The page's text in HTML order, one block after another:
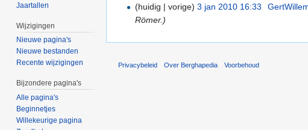
(huidig | vorige) 3 jan 2010 16:33
Römer.)
Jaartallen
Wijzigingen
Nieuwe pagina's
Nieuwe bestanden
Recente wijzigingen
Bijzondere pagina's
Alle pagina's
Beginnetjes
Willekeurige pagina
Privacybeleid Over Berghapedia Voorbehoud